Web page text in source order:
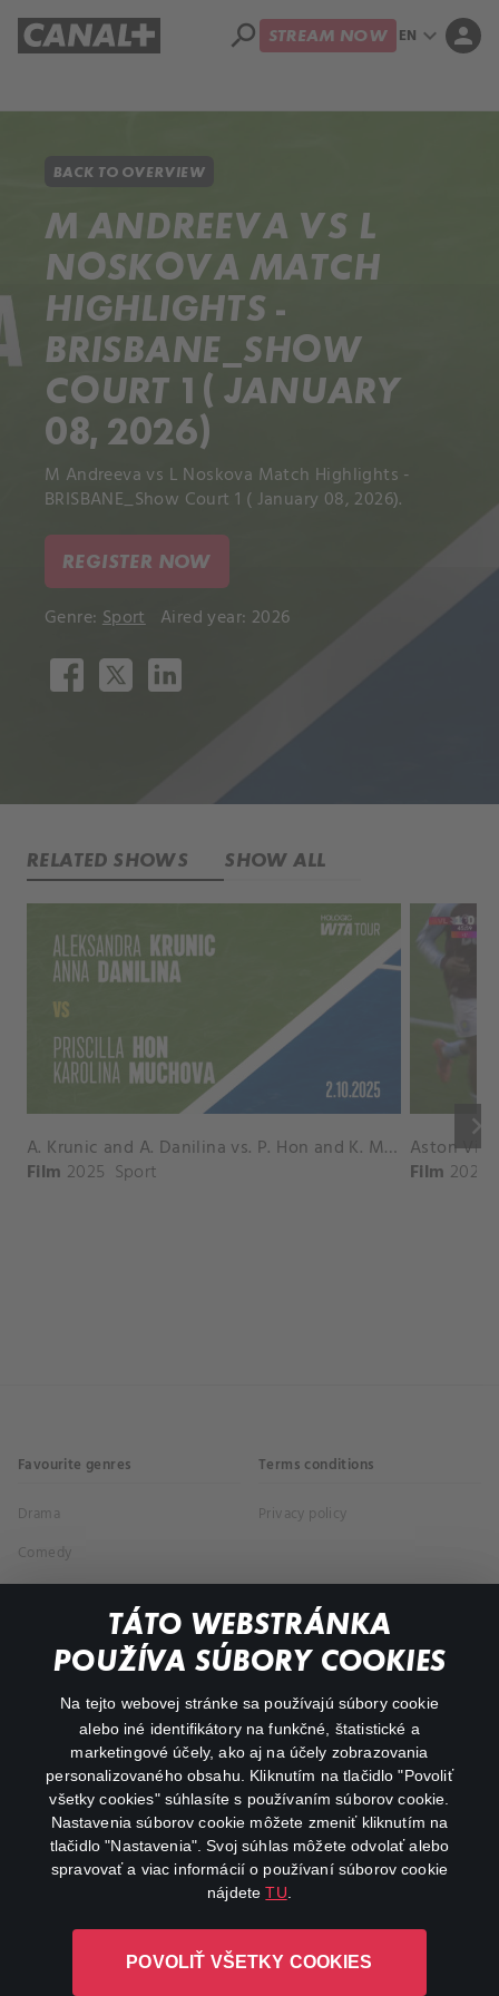
TÁTO WEBSTRÁNKA
POUŽÍVA SÚBORY COOKIES
Na tejto webovej stránke sa používajú súbory cookie
alebo iné identifikátory na funkčné, štatistické a
marketingové účely, ako aj na účely zobrazovania
personalizovaného obsahu. Kliknutím na tlačidlo "Povoliť
všetky cookies" súhlasíte s používaním súborov cookie.
Nastavenia súborov cookie môžete zmeniť kliknutím na
tlačidlo "Nastavenia". Svoj súhlas môžete odvolať alebo
spravovať a viac informácií o používaní súborov cookie
nájdeteTU
POVOLIŤ VŠETKY COOKIES
search STREAM NOW EN expand_more person
BACK TO OVERVIEW
M ANDREEVA VS L
NOSKOVA MATCH
HIGHLIGHTS -
BRISBANE_SHOW
COURT 1 ( JANUARY
08, 2026)
M Andreeva vs L Noskova Match Highlights -
BRISBANE_Show Court 1 ( January 08, 2026).
REGISTER NOW
Genre: Sport Aired year: 2026
RELATED SHOWS SHOW ALL
keyboard_arrow_right
A. Krunic and A. Danilina vs. P. Hon and K. Muchova Match Highlights - BEIJING_Capital Group Diamond ( October 02, 2025)
Film 2025 Sport Film 2026
Favourite genres
Drama
Comedy
Terms conditions
Privacy policy
My profile
Important links
Canal+ Luxembourg S. à r.l. so sídlom Rue Albert Borschette 4,